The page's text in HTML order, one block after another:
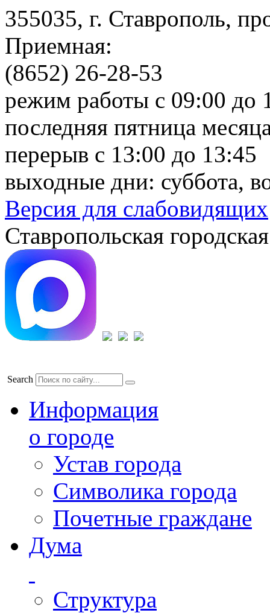
355035, г. Ставрополь,
Приемная:
(8652) 26-28-53
режим работы с 09:00 до
последняя пятница
перерыв с 13:00 до 13:45
выходные дни: суббота,
Версия для слабовидящих
Ставропольская
Search
Информация
о городе
Устав города
Символика города
Почетные граждане
Дума
Структура